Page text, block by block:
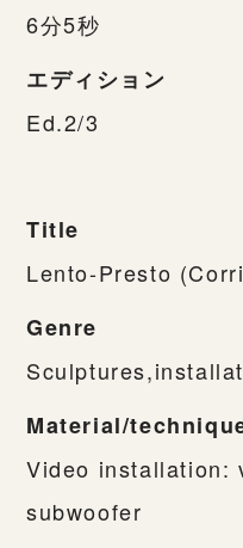
6分5秒
エディション
Ed.2/3
Title
Lento-Presto
Genre
Material/
Video installation:
subwoofer